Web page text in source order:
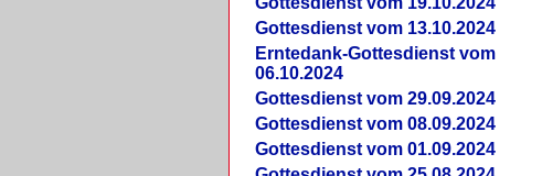
Gottesdienst vom 13.10.2024
Erntedank-Gottesdienst vom
06.10.2024
Gottesdienst vom 29.09.2024
Gottesdienst vom 08.09.2024
Gottesdienst vom 01.09.2024